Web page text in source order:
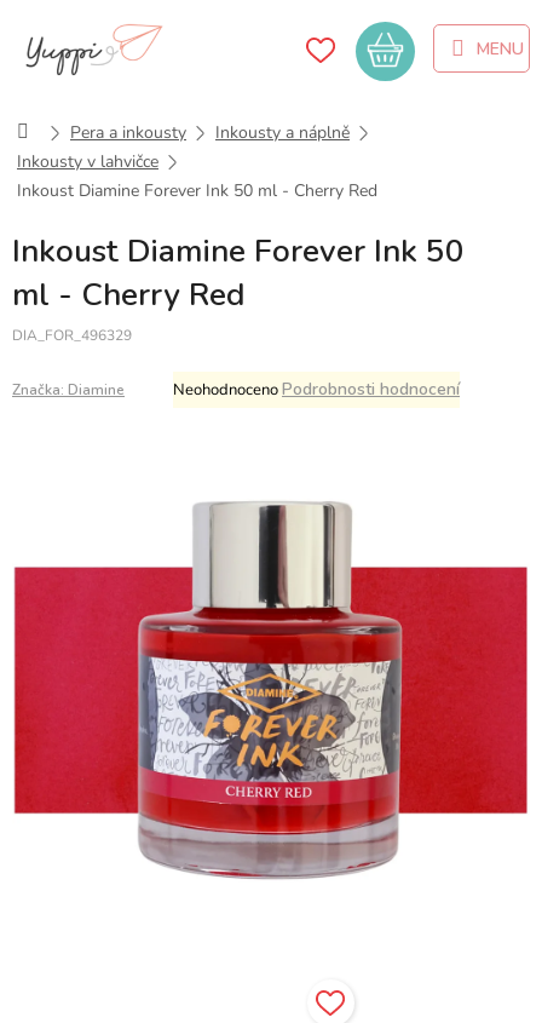
obsah
Nákupní
košík
DomůPera a inkousty
Inkousty a náplně
Inkousty v lahvičce
Inkoust Diamine Forever Ink 50 ml - Cherry Red
Inkoust Diamine Forever Ink 50
ml - Cherry Red
DIA_FOR_496329
Průměrné
hodnocení
NeohodnocenoPodrobnosti hodnocení
Značka: Diamine